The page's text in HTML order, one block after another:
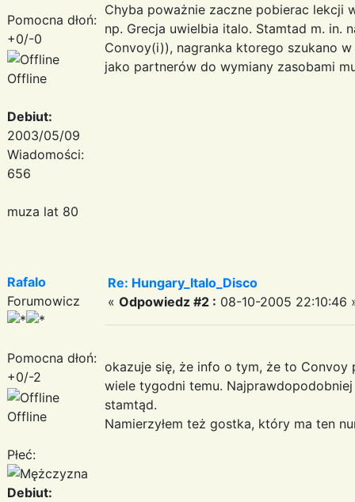
Pomocna dłoń:
+0/-0
Offline
Debiut:
2003/05/09
Wiadomości:
656
muza lat 80
Chyba poważnie zaczne pobierac lekcji
np. Grecja uwielbia italo. Stamtad m. in.
Convoy(i)), nagranka ktorego szukano
jako partnerów do wymiany zasobami
Rafalo
Forumowicz
Pomocna dłoń:
+0/-2
Offline
Płeć:
Debiut:
Re: Hungary_Italo_Disco
« Odpowiedz #2 : 08-10-2005 22:10:46
okazuje się, że info o tym, że to Convoy
wiele tygodni temu. Najprawdopodobniej
stamtąd.
Namierzyłem też gostka, który ma ten